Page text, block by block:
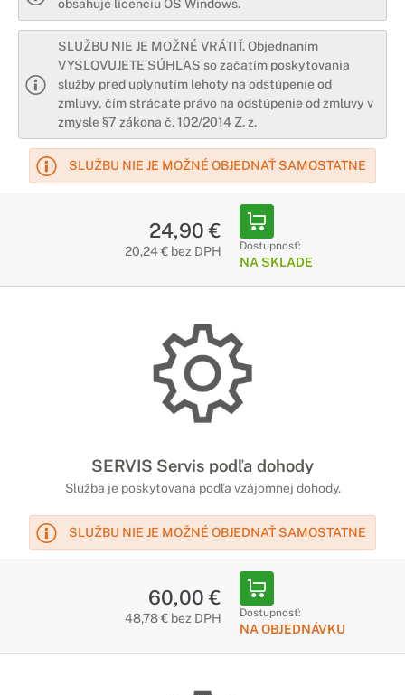
obsahuje licenciu OS Windows.
SLUŽBU NIE JE MOŽNÉ VRÁTIŤ. Objednaním
VYSLOVUJETE SÚHLAS so začatím poskytovania
služby pred uplynutím lehoty na odstúpenie od
zmluvy, čím strácate právo na odstúpenie od zmluvy v
zmysle §7 zákona č. 102/2014 Z. z.
SLUŽBU NIE JE MOŽNÉ OBJEDNAŤ SAMOSTATNE
24,90 €
20,24 € bez DPH Dostupnosť:
NA SKLADE
SERVIS Servis podľa dohody
Služba je poskytovaná podľa vzájomnej dohody.
SLUŽBU NIE JE MOŽNÉ OBJEDNAŤ SAMOSTATNE
60,00 €
48,78 € bez DPH Dostupnosť:
NA OBJEDNÁVKU